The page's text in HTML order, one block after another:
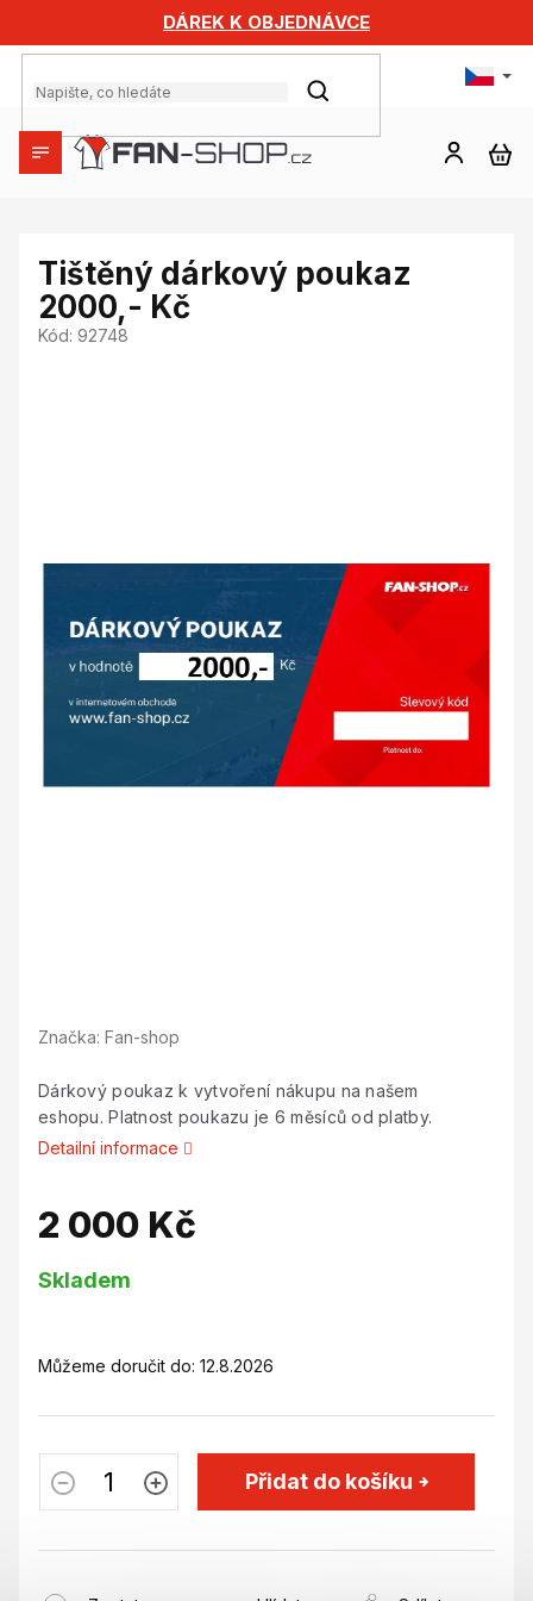
obsah
DÁREK K OBJEDNÁVCE
HLEDAT
Tištěný dárkový poukaz
2000,- Kč
Kód: 92748
Značka: Fan-shop
Dárkový poukaz k vytvoření nákupu na našem
eshopu. Platnost poukazu je 6 měsíců od platby.
Detailní informace
2 000 Kč
cena:
Skladem
Můžeme doručit do: 12.8.2026
Přidat do košíku